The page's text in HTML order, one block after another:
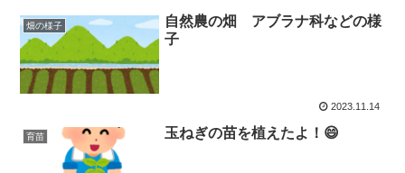
畑の様子
自然農の畑 アブラナ科などの様
子
2023.11.14
育苗 玉ねぎの苗を植えたよ！😄